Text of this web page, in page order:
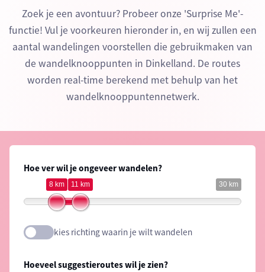
Zoek je een avontuur? Probeer onze 'Surprise Me'-
functie! Vul je voorkeuren hieronder in, en wij zullen een
aantal wandelingen voorstellen die gebruikmaken van
de wandelknooppunten in Dinkelland. De routes
worden real-time berekend met behulp van het
wandelknooppuntennetwerk.
Hoe ver wil je ongeveer wandelen?
30 km
8 km 11 km
kies richting waarin je wilt wandelen
Hoeveel suggestieroutes wil je zien?